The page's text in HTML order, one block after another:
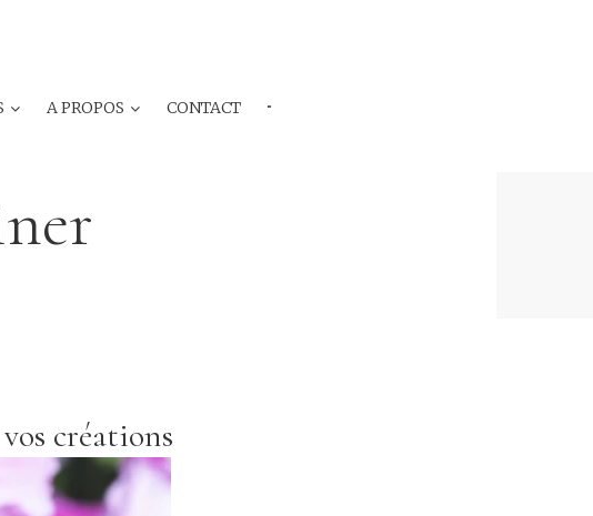
A PROPOS CONTACT ···
créations